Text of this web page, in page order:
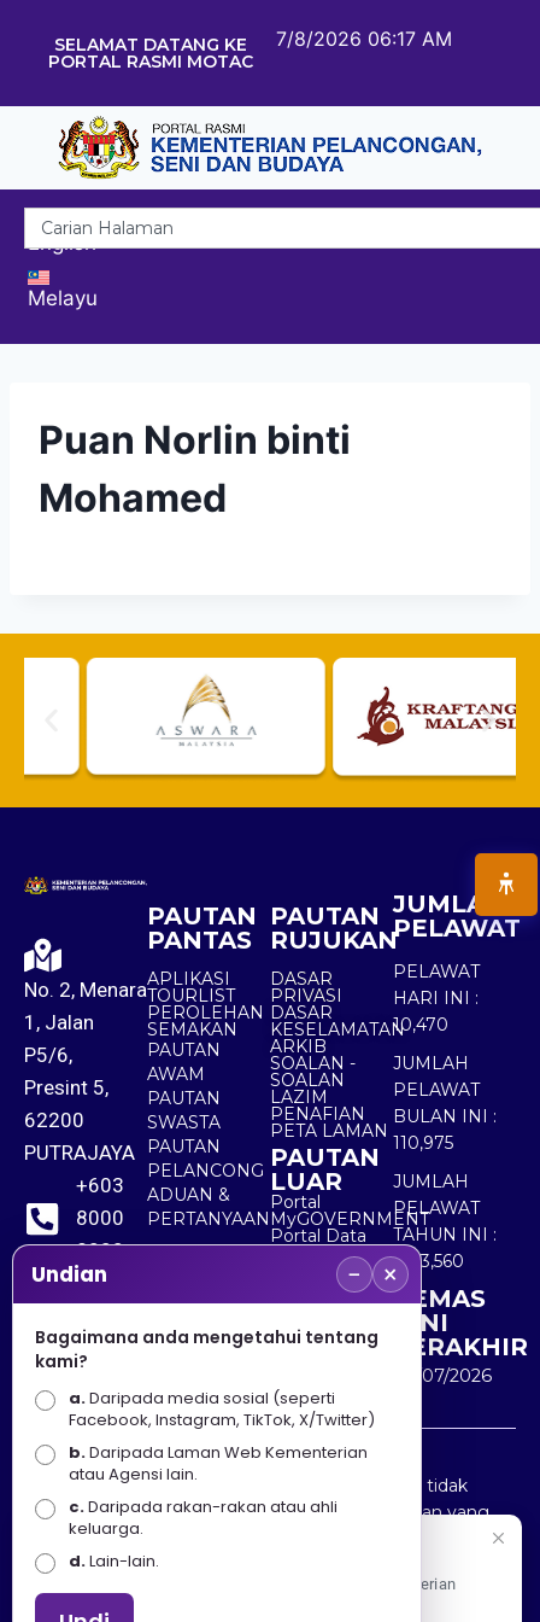
SELAMAT DATANG KE
PORTAL RASMI MOTAC
7/8/2026 06:17 AM
English
Melayu
Puan Norlin binti
Mohamed
No. 2, Menara
1, Jalan
P5/6,
Presint 5,
62200
PUTRAJAYA
+603
8000
8000
+603
8891
7100
PAUTAN
PANTAS
APLIKASI
TOURLIST
PEROLEHAN
SEMAKAN
PAUTAN
AWAM
PAUTAN
SWASTA
PAUTAN
PELANCONG
ADUAN &
PERTANYAAN
PAUTAN
RUJUKAN
DASAR
PRIVASI
DASAR
KESELAMATAN
ARKIB
SOALAN -
SOALAN
LAZIM
PENAFIAN
PETA LAMAN
PAUTAN
LUAR
Portal
MyGOVERNMENT
Portal Data
Terbuka
Sektor Awam
JUMLAH
PELAWAT
PELAWAT
HARI INI :
10,470
JUMLAH
PELAWAT
BULAN INI :
110,975
JUMLAH
PELAWAT
TAHUN INI :
5,513,560
KEMAS
KINI
TERAKHIR
30/07/2026
Penafian : Kerajaan Malaysia dan Kementerian
Pelancongan Seni dan Budaya (MOTAC) adalah tidak
bertanggungjawab atas kehilangan atau kerugian yang
disebabkan oleh penggunaan mana-mana maklumat
yang diperolehi dari portal ini.
Undian − ×
Bagaimana anda mengetahui tentang
kami?
a.Daripada media sosial (seperti
Facebook, Instagram, TikTok, X/Twitter)
b.Daripada Laman Web Kementerian
atau Agensi lain.
c.Daripada rakan-rakan atau ahli
keluarga.
d.Lain-lain.
Apa Khabar! Selamat datang ke Portal Rasmi Kementerian
Pelancongan, Seni dan Budaya